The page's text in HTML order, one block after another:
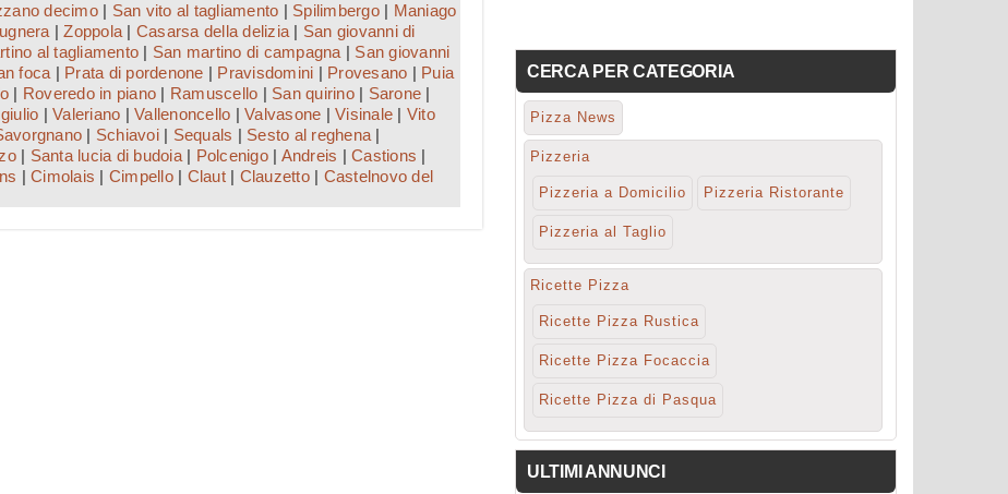
decimo| San vito al tagliamento | Spilimbergo| Maniago
|Zoppola | Casarsa della delizia | San giovanni di
al tagliamento | San martino di campagna | San giovanni
foca | Prata di pordenone | Pravisdomini | Provesano | Puia
| Roveredo in piano | Ramuscello | San quirino| Sarone |
| Valeriano | Vallenoncello | Valvasone | Visinale | Vito
| Schiavoi| Sequals | Sesto al reghena |
| Santa lucia di budoia| Polcenigo| Andreis | Castions |
| Cimolais | Cimpello| Claut| Clauzetto| Castelnovo del
CERCA PER CATEGORIA
Pizza News
Pizzeria
Pizzeria a Domicilio Pizzeria Ristorante
Pizzeria al Taglio
Ricette Pizza
Ricette Pizza Rustica
Ricette Pizza Focaccia
Ricette Pizza di Pasqua
ULTIMI ANNUNCI